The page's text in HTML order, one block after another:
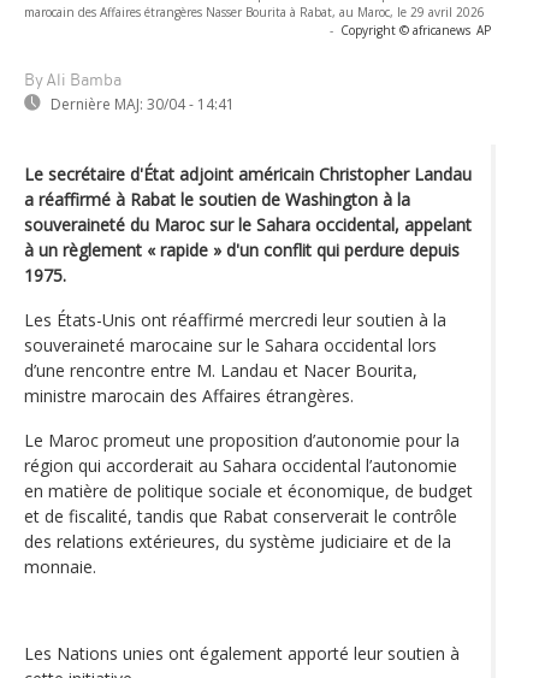
marocain des Affaires étrangères Nasser Bourita à Rabat, au Maroc, le 29 avril 2026
- Copyright © africanews AP
By Ali Bamba
Dernière MAJ: 30/04 - 14:41
Le secrétaire d'État adjoint américain Christopher Landau
a réaffirmé à Rabat le soutien de Washington à la
souveraineté du Maroc sur le Sahara occidental, appelant
à un règlement « rapide » d'un conflit qui perdure depuis
1975.
Les États-Unis ont réaffirmé mercredi leur soutien à la
souveraineté marocaine sur le Sahara occidental lors
d’une rencontre entre M. Landau et Nacer Bourita,
ministre marocain des Affaires étrangères.
Le Maroc promeut une proposition d’autonomie pour la
région qui accorderait au Sahara occidental l’autonomie
en matière de politique sociale et économique, de budget
et de fiscalité, tandis que Rabat conserverait le contrôle
des relations extérieures, du système judiciaire et de la
monnaie.
Les Nations unies ont également apporté leur soutien à